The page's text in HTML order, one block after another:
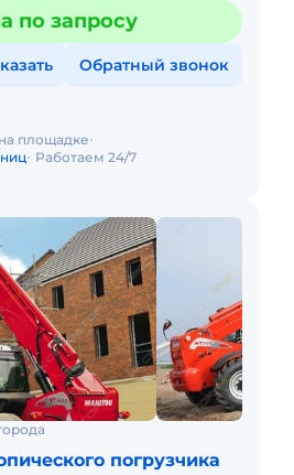
по запросу
Обратный звонок
площадке
Работаем 24/7
погрузчика